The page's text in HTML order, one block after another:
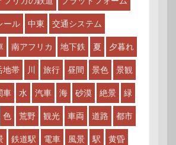
ール 中東 交通システム
南アフリカ 地下鉄 夏 夕暮れ
地帯 川 旅行 昼間 景色 景観
車 水 汽車 海 砂漠 絶景 緑
色 荒野 観光 車両 道路 都市
鉄道駅 電車 風景 駅 黄昏